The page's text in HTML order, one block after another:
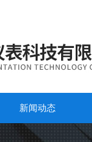
新闻动态